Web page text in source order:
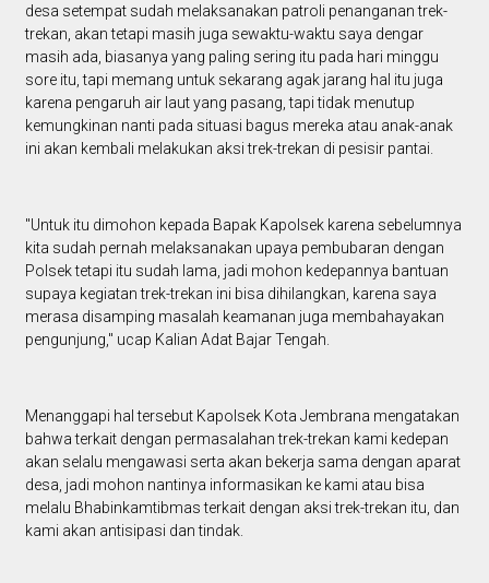
desa setempat sudah melaksanakan patroli penanganan trek-
trekan, akan tetapi masih juga sewaktu-waktu saya dengar
masih ada, biasanya yang paling sering itu pada hari minggu
sore itu, tapi memang untuk sekarang agak jarang hal itu juga
karena pengaruh air laut yang pasang, tapi tidak menutup
kemungkinan nanti pada situasi bagus mereka atau anak-anak
ini akan kembali melakukan aksi trek-trekan di pesisir pantai.
"Untuk itu dimohon kepada Bapak Kapolsek karena sebelumnya
kita sudah pernah melaksanakan upaya pembubaran dengan
Polsek tetapi itu sudah lama, jadi mohon kedepannya bantuan
supaya kegiatan trek-trekan ini bisa dihilangkan, karena saya
merasa disamping masalah keamanan juga membahayakan
pengunjung," ucap Kalian Adat Bajar Tengah.
Menanggapi hal tersebut Kapolsek Kota Jembrana mengatakan
bahwa terkait dengan permasalahan trek-trekan kami kedepan
akan selalu mengawasi serta akan bekerja sama dengan aparat
desa, jadi mohon nantinya informasikan ke kami atau bisa
melalu Bhabinkamtibmas terkait dengan aksi trek-trekan itu, dan
kami akan antisipasi dan tindak.